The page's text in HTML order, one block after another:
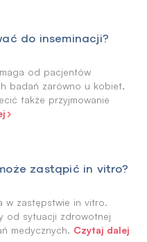
do inseminacji?
od pacjentów
badań zarówno u kobiet,
także przyjmowanie
zastąpić in vitro?
w zastępstwie in vitro.
od sytuacji zdrowotnej
medycznych. Czytaj dalej